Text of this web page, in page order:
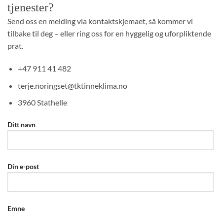
tjenester?
Send oss en melding via kontaktskjemaet, så kommer vi
tilbake til deg – eller ring oss for en hyggelig og uforpliktende
prat.
+47 911 41 482
terje.noringset@tktinneklima.no
3960 Stathelle
Ditt navn
Din e-post
Emne